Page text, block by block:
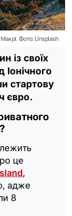
Фото: Unsplash
із своїх
стартову
євро.
це
,
адже
8